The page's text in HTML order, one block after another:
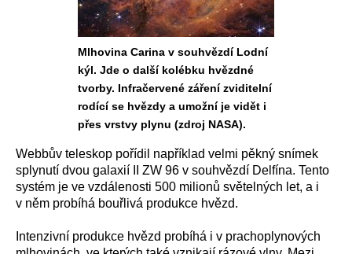
Mlhovina Carina v souhvězdí Lodní
kýl. Jde o další kolébku hvězdné
tvorby. Infračervené záření zviditelní
rodící se hvězdy a umožní je vidět i
přes vrstvy plynu (zdroj NASA).
Webbův teleskop pořídil například velmi pěkný snímek
splynutí dvou galaxií II ZW 96 v souhvězdí Delfína. Tento
systém je ve vzdálenosti 500 milionů světelných let, a i
v něm probíhá bouřlivá produkce hvězd.
Intenzivní produkce hvězd probíhá i v prachoplynových